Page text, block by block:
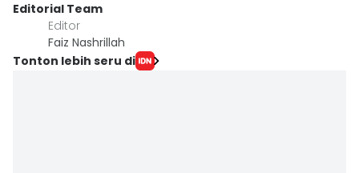
Editorial Team
Editor
Faiz Nashrillah
Tonton lebih seru di